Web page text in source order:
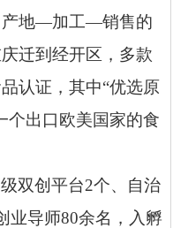
地—加工—销售的
迁到经开区，多款
认证，其中“优选原
个出口欧美国家的食
双创平台2个、自治
业导师80余名，入孵